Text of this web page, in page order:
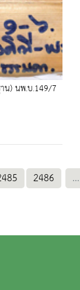
น) นพ.บ.149/7
2486 ...